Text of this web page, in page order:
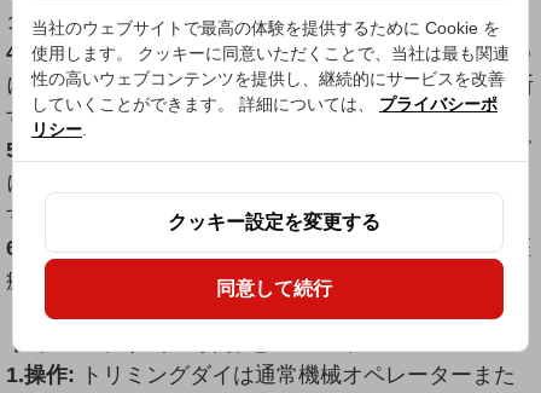
グします.
4.Packaging業界:包装の品質と適性を向上させるため
にボール紙,カートンおよびプラスチック袋の端を切断
するため。
5.消費品製造:
家電や家具などの製品部品のトリミング
により,部品の組み立ての正確さと外観品質を確保しま
す。
6.医療機器:製品の正確性と安全性を確保するために医
療機器および包装のトリミング。
トリミングダイの操作とメンテナンス
1.操作: トリミングダイは通常機械オペレーターまた
当社のウェブサイトで最高の体験を提供するために Cookie を
使用します。 クッキーに同意いただくことで、当社は最も関連
性の高いウェブコンテンツを提供し、継続的にサービスを改善
していくことができます。 詳細については、 プライバシーポ
リシー
クッキー設定を変更する
同意して続行